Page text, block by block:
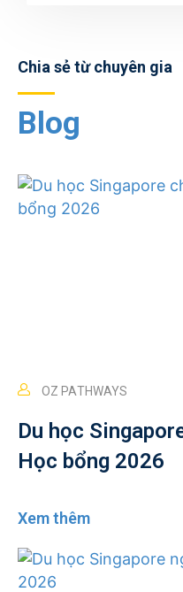
Blog
Chia sẻ từ chuyên gia
OZ PATHWAYS
Du học
Học bổng 2026
Xem thêm